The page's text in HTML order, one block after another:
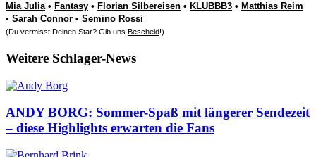
Mia Julia• Fantasy • Florian Silbereisen • KLUBBB3 • Matthias Reim
• Sarah Connor • Semino Rossi
(Du vermisst Deinen Star? Gib uns Bescheid!)
Weitere Schlager-News
ANDY BORG: Sommer-Spaß mit längerer Sendezeit
– diese Highlights erwarten die Fans